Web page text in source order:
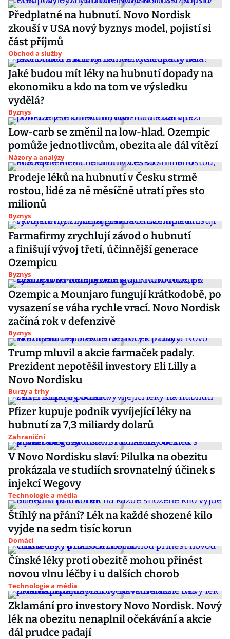
Předplatné na hubnutí. Novo Nordisk
zkouší v USA nový byznys model, pojistí si
část příjmů
Obchod a služby
Jaké budou mít léky na hubnutí dopady na
ekonomiku a kdo na tom ve výsledku
vydělá?
Byznys
Low-carb se změnil na low-hlad. Ozempic
pomůže jednotlivcům, obezita ale dál vítězí
Názory a analýzy
Prodeje léků na hubnutí v Česku strmě
rostou, lidé za ně měsíčně utratí přes sto
milionů
Byznys
Farmafirmy zrychlují závod o hubnutí
a finišují vývoj třetí, účinnější generace
Ozempicu
Byznys
Ozempic a Mounjaro fungují krátkodobě, po
vysazení se váha rychle vrací. Novo Nordisk
začíná rok v defenzivě
Byznys
Trump mluvil a akcie farmaček padaly.
Prezident nepotěšil investory Eli Lilly a
Novo Nordisku
Burzy a trhy
Pfizer kupuje podnik vyvíjející léky na
hubnutí za 7,3 miliardy dolarů
Zahraniční
V Novo Nordisku slaví: Pilulka na obezitu
prokázala ve studiích srovnatelný účinek s
injekcí Wegovy
Technologie a média
Štíhlý na přání? Lék na každé shozené kilo
vyjde na sedm tisíc korun
Domácí
Čínské léky proti obezitě mohou přinést
novou vlnu léčby i u dalších chorob
Technologie a média
Zklamání pro investory Novo Nordisk. Nový
lék na obezitu nenaplnil očekávání a akcie
dál prudce padají